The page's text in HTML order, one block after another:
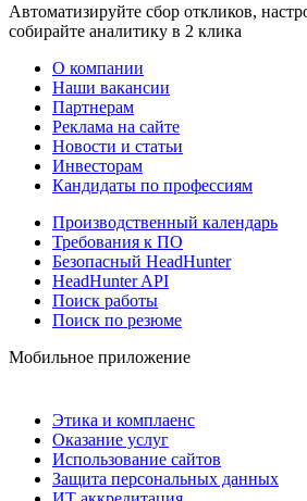
Автоматизируйте сбор откликов,
собирайте аналитику в 2 клика
О компании
Наши вакансии
Партнерам
Реклама на сайте
Новости и статьи
Инвесторам
Кандидаты по профессиям
Производственный календарь
Требования к ПО
Безопасный HeadHunter
HeadHunter API
Поиск работы
Поиск по резюме
Мобильное приложение
Этика и комплаенс
Оказание услуг
Использование сайтов
Защита персональных данных